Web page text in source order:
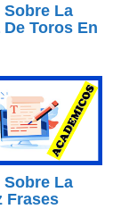
Sobre La
Toros En
Sobre La
Frases